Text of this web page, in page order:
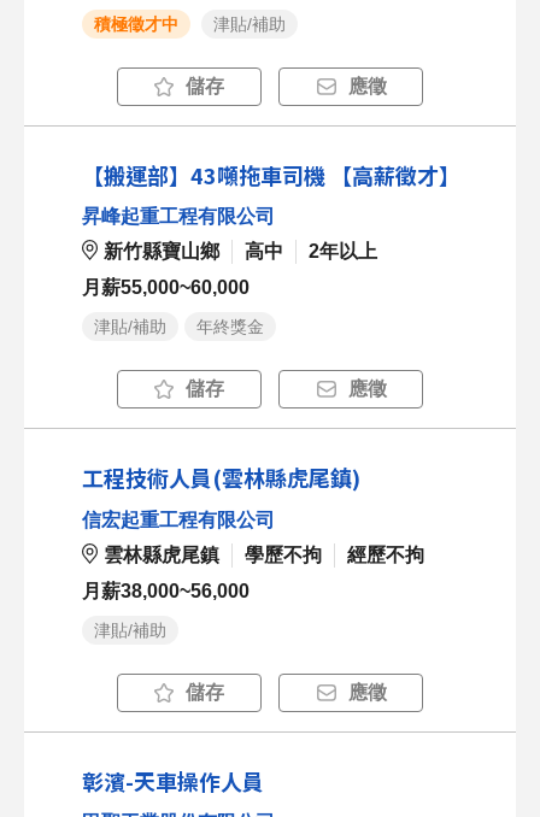
積極徵才中 津貼/補助
儲存 應徵
【搬運部】43噸拖車司機 【高薪徵才】
昇峰起重工程有限公司
新竹縣寶山鄉
高中
2年以上
月薪55,000~60,000
津貼/補助 年終獎金
儲存 應徵
工程技術人員(雲林縣虎尾鎮)
信宏起重工程有限公司
雲林縣虎尾鎮
學歷不拘
經歷不拘
月薪38,000~56,000
津貼/補助
儲存 應徵
彰濱-天車操作人員